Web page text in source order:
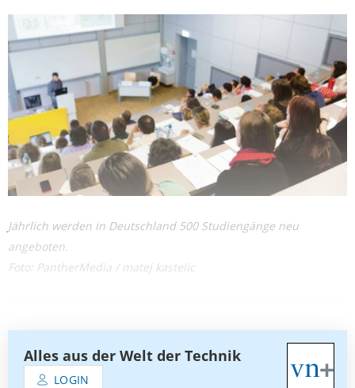
Jährlich werden in Deutschland 500 Studiengänge neu
angeboten.
Foto: PantherMedia / matej kastelic
Alles aus der Welt der Technik
LOGIN